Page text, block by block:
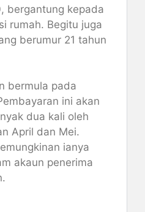
bergantung kepada
rumah. Begitu juga
berumur 21 tahun
bermula pada
ini akan
dua kali oleh
April dan Mei.
ianya
akaun penerima